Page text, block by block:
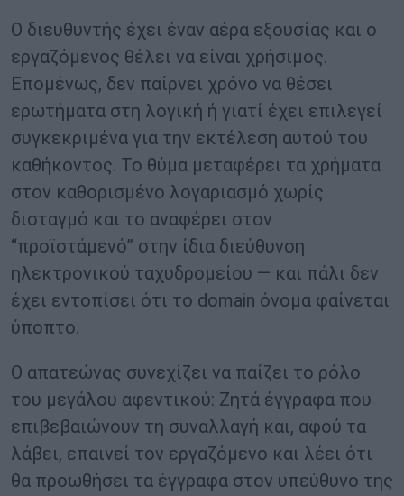
Ο διευθυντής έχει έναν αέρα εξουσίας και ο
εργαζόμενος θέλει να είναι χρήσιμος.
Επομένως, δεν παίρνει χρόνο να θέσει
ερωτήματα στη λογική ή γιατί έχει επιλεγεί
συγκεκριμένα για την εκτέλεση αυτού του
καθήκοντος. Το θύμα μεταφέρει τα χρήματα
στον καθορισμένο λογαριασμό χωρίς
δισταγμό και το αναφέρει στον
“προϊστάμενό” στην ίδια διεύθυνση
ηλεκτρονικού ταχυδρομείου — και πάλι δεν
έχει εντοπίσει ότι το domain όνομα φαίνεται
ύποπτο.
Ο απατεώνας συνεχίζει να παίζει το ρόλο
του μεγάλου αφεντικού: Ζητά έγγραφα που
επιβεβαιώνουν τη συναλλαγή και, αφού τα
λάβει, επαινεί τον εργαζόμενο και λέει ότι
θα προωθήσει τα έγγραφα στον υπεύθυνο της